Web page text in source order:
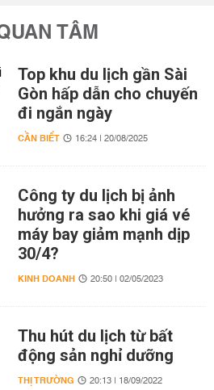
TÂM
Top khu du lịch gần Sài
Gòn hấp dẫn cho chuyến
đi ngắn ngày
CẦN BIẾT 16:24 | 20/08/2025
Công ty du lịch bị ảnh
hưởng ra sao khi giá vé
máy bay giảm mạnh dịp
30/4?
KINH DOANH 20:50 | 02/05/2023
Thu hút du lịch từ bất
động sản nghỉ dưỡng
THỊ TRƯỜNG 20:13 | 18/09/2022